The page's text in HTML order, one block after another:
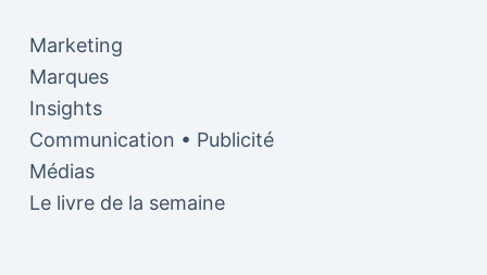
Marketing
Marques
Insights
Communication • Publicité
Médias
Le livre de la semaine